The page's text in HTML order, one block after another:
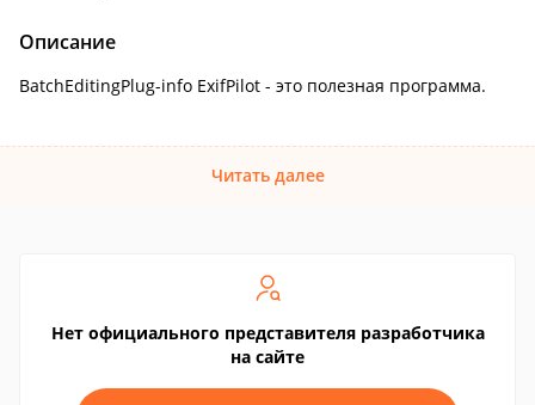
Описание
BatchEditingPlug-info ExifPilot - это полезная программа.
Читать далее
Нет официального представителя разработчика
на сайте